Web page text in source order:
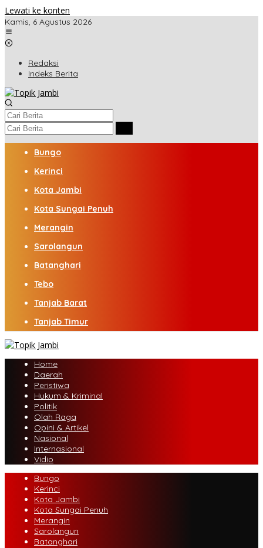
Lewati ke konten
Kamis, 6 Agustus 2026
Redaksi
Indeks Berita
Bungo
Kerinci
Kota Jambi
Kota Sungai Penuh
Merangin
Sarolangun
Batanghari
Tebo
Tanjab Barat
Tanjab Timur
Home
Daerah
Peristiwa
Hukum & Kriminal
Politik
Olah Raga
Opini & Artikel
Nasional
Internasional
Vidio
Bungo
Kerinci
Kota Jambi
Kota Sungai Penuh
Merangin
Sarolangun
Batanghari